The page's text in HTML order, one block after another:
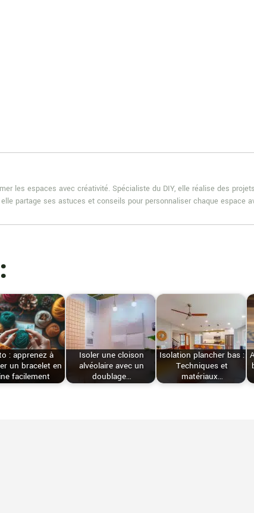
les espaces avec créativité. Spécialiste du DIY, elle réalise des
partage ses astuces et conseils pour personnaliser chaque espace
: apprenez à
un bracelet en
facilement
Isoler une cloison
alvéolaire avec un
doublage…
Isolation plancher bas :
Techniques et
matériaux…